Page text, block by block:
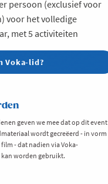
persoon (exclusief voor
voor het volledige
met 5 activiteiten
Voka-lid?
geven we mee dat op dit event
wordt gecreëerd - in vorm
- dat nadien via Voka-
worden gebruikt.